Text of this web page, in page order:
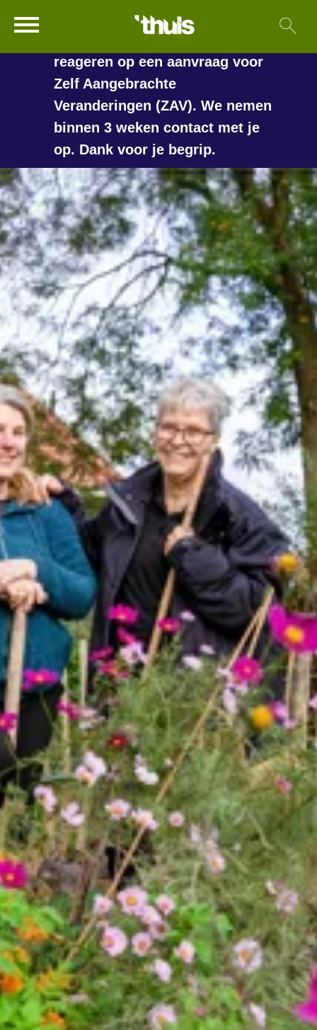
Naar hoofdinhoud
Naar hoofdnavigatiemenu
Naar zoeken
Naar de homepage
Ga naar Hoofd
langer duren voordat we
reageren op een aanvraag voor
Zelf Aangebrachte
Veranderingen (ZAV). We nemen
binnen 3 weken contact met je
op. Dank voor je begrip.